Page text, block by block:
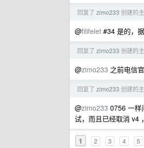
回复了 zimo233 创建的
@filifelet #34 是的，
回复了 zimo233 创建的
@zimo233 之前电信
回复了 zimo233 创建的
@zimo233 0756 一样
试，而且已经取消 v4
1 2 3 4 5